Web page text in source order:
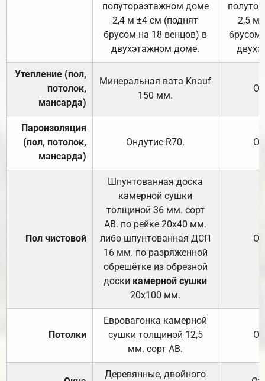
полутораэтажном доме
2,4 м ±4 см (поднят
брусом на 18 венцов) в
двухэтажном доме.
2,5 м
брусом
Утепление (пол,
потолок,
мансарда)
Минеральная вата Knauf
150 мм.
Пароизоляция
(пол, потолок,
мансарда)
Ондутис R70.
Пол чистовой
Шпунтованная доска
камерной сушки
толщиной 36 мм. сорт
АВ. по рейке 20х40 мм.
либо шпунтованная ДСП
16 мм. по разряженной
обрешётке из обрезной
доски камерной сушки
20х100 мм.
Потолки
Евровагонка камерной
сушки толщиной 12,5
мм. сорт АВ.
Деревянные, двойного